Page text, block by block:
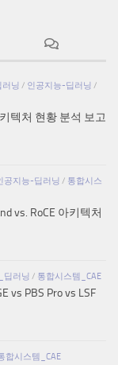
닝 / 인공지능-딥러닝 /
텍처 현황 분석 보고
공지능-딥러닝 / 통합시스
vs. RoCE 아키텍처
딥러닝 / 통합시스템_CAE
vs PBS Pro vs LSF
합시스템_CAE